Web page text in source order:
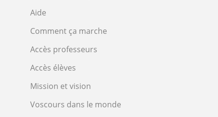
Aide
Comment ça marche
Accès professeurs
Accès élèves
Mission et vision
Voscours dans le monde